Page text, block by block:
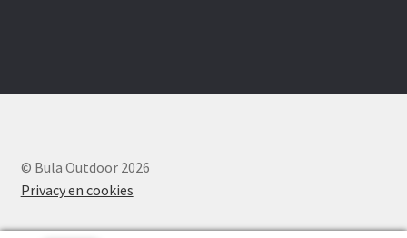
© Bula Outdoor 2026
Privacy en cookies